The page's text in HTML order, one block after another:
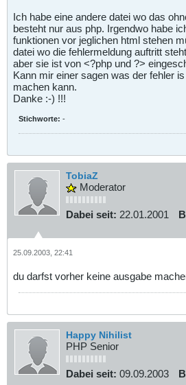
Ich habe eine andere datei wo das
besteht nur aus php. Irgendwo habe
funktionen vor jeglichen html stehen
datei wo die fehlermeldung auftritt
aber sie ist von <?php und ?>
Kann mir einer sagen was der fehler
machen kann.
Danke :-) !!!
Stichworte: -
TobiaZ
Moderator
Dabei seit: 22.01.2001
25.09.2003, 22:41
du darfst vorher keine ausgabe
Happy Nihilist
PHP Senior
Dabei seit: 09.09.2003